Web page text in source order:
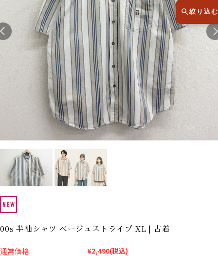
Search by Hotword今週のHOTワード（7/29〜8/4）
Tシャツ USA製 2 映画 3 ミリタリー 4 スターウォーズ
ラルフローレン 6 大きいサイズ アニメ 8 ディズニー
Search by Brandブランドから探す
ラルフ ローレン
00s 半袖シャツ ベージュストライプ XL | 古着
通常価格: ¥2,490(税込)
絞り込む